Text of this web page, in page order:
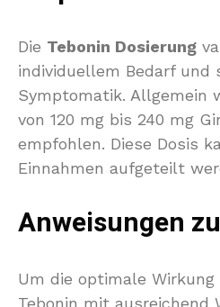
Die Tebonin Dosierung
individuellem Bedarf und
Symptomatik. Allgemein
von 120 mg bis 240 mg
empfohlen. Diese Dosis
Einnahmen aufgeteilt
Anweisungen
Um die optimale